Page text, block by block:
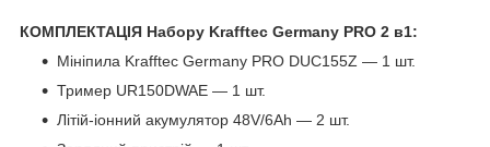
КОМПЛЕКТАЦІЯ Набору Krafftec Germany PRO 2 в1:
Мініпила Krafftec Germany PRO DUC155Z — 1 шт.
Тример UR150DWAE — 1 шт.
Літій-іонний акумулятор 48V/6Ah — 2 шт.